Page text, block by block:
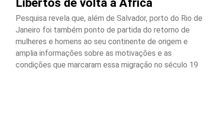
Pesquisa revela que, além de Salvador, porto do Rio de
Janeiro foi também ponto de partida do retorno de
mulheres e homens ao seu continente de origem e
amplia informações sobre as motivações e as
condições que marcaram essa migração no século 19